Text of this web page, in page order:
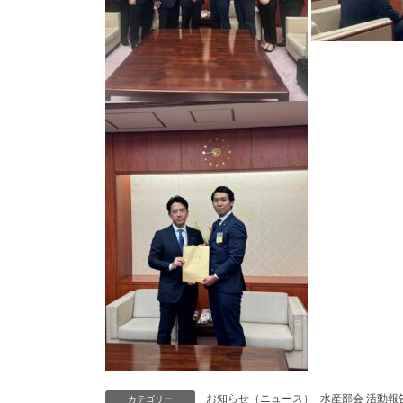
カテゴリー お知らせ（ニュース） 水産部会 活動報